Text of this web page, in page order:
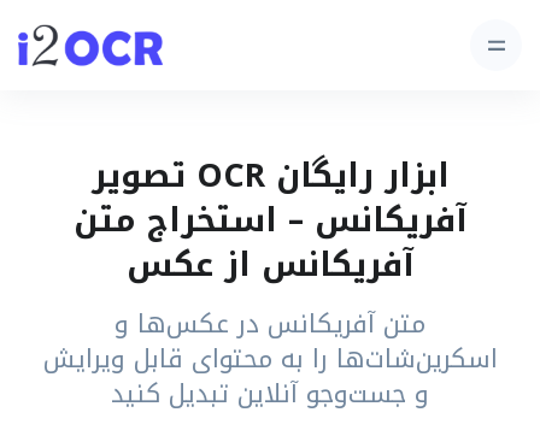
ابزار رایگان OCR تصویر
آفریکانس – استخراج متن
آفریکانس از عکس
متن آفریکانس در عکس‌ها و
اسکرین‌شات‌ها را به محتوای قابل ویرایش
و جست‌وجو آنلاین تبدیل کنید